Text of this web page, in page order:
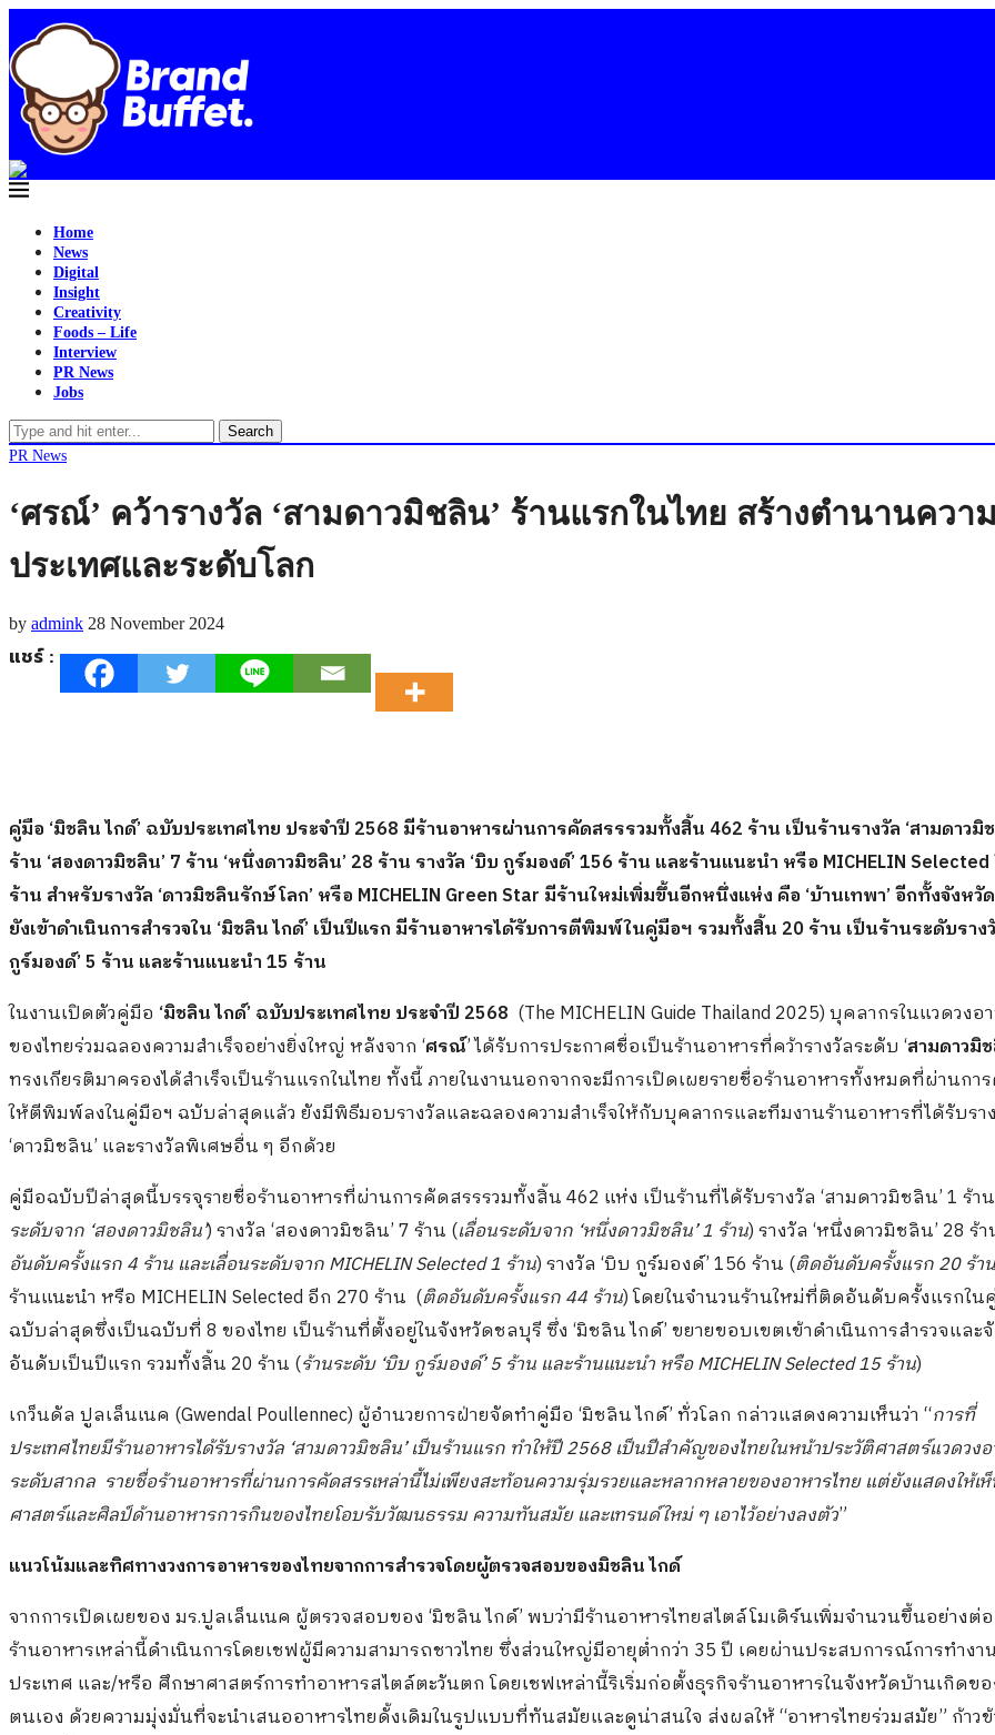
Home
News
Digital
Insight
Creativity
Foods – Life
Interview
PR News
Jobs
Search
PR News
‘ศรณ์’ คว้ารางวัล ‘สามดาวมิชลิน’ ร้านแรกในไทย สร้างตำนานควา
ประเทศและระดับโลก
by admink 28 November 2024
แชร์ :
คู่มือ ‘มิชลิน ไกด์’ ฉบับประเทศไทย ประจำปี 2568 มีร้านอาหารผ่านการคัดสรรรวมทั้งสิ้น 462 ร้าน เป็นร้านรางวัล ‘สามดาวมิ
ร้าน ‘สองดาวมิชลิน’ 7 ร้าน ‘หนึ่งดาวมิชลิน’ 28 ร้าน รางวัล ‘บิบ กูร์มองด์’ 156 ร้าน และร้านแนะนำ หรือ MICHELIN Selected
ร้านสำหรับรางวัล ‘ดาวมิชลินรักษ์โลก’ หรือ MICHELIN Green Star มีร้านใหม่เพิ่มขึ้นอีกหนึ่งแห่ง คือ ‘บ้านเทพา’ อีกทั้งจังหวั
ยังเข้าดำเนินการสำรวจใน ‘มิชลิน ไกด์’ เป็นปีแรก มีร้านอาหารได้รับการตีพิมพ์ในคู่มือฯ รวมทั้งสิ้น 20ร้าน เป็นร้านระดับราง
กูร์มองด์’ 5 ร้าน และร้านแนะนำ15 ร้าน
ในงานเปิดตัวคู่มือ ‘มิชลิน ไกด์’ ฉบับประเทศไทย ประจำปี 2568 (The MICHELIN Guide Thailand 2025) บุคลากรในแวดวงอ
ของไทยร่วมฉลองความสำเร็จอย่างยิ่งใหญ่ หลังจาก ‘ศรณ์’ ได้รับการประกาศชื่อเป็นร้านอาหารที่คว้ารางวัลระดับ ‘สามดาวมิ
ทรงเกียรติมาครองได้สำเร็จเป็นร้านแรกในไทย ทั้งนี้ ภายในงานนอกจากจะมีการเปิดเผยรายชื่อร้านอาหารทั้งหมดที่ผ่านกา
ให้ตีพิมพ์ลงในคู่มือฯ ฉบับล่าสุดแล้ว ยังมีพิธีมอบรางวัลและฉลองความสำเร็จให้กับบุคลากรและทีมงานร้านอาหารที่ได้รับรา
‘ดาวมิชลิน’ และรางวัลพิเศษอื่น ๆ อีกด้วย
คู่มือฉบับปีล่าสุดนี้บรรจุรายชื่อร้านอาหารที่ผ่านการคัดสรรรวมทั้งสิ้น 462 แห่ง เป็นร้านที่ได้รับรางวัล ‘สามดาวมิชลิน’ 1 ร้า
ระดับจาก ‘สองดาวมิชลิน’) รางวัล ‘สองดาวมิชลิน’ 7 ร้าน (เลื่อนระดับจาก ‘หนึ่งดาวมิชลิน’ 1 ร้าน) รางวัล ‘หนึ่งดาวมิชลิน’ 28 ร้
อันดับครั้งแรก4 ร้าน และเลื่อนระดับจากMICHELIN Selected 1 ร้าน) รางวัล ‘บิบ กูร์มองด์’ 156 ร้าน (ติดอันดับครั้งแรก20 ร้าน
ร้านแนะนำ หรือ MICHELIN Selected อีก 270 ร้าน (ติดอันดับครั้งแรก44 ร้าน) โดยในจำนวนร้านใหม่ที่ติดอันดับครั้งแรกใน
ฉบับล่าสุดซึ่งเป็นฉบับที่ 8 ของไทย เป็นร้านที่ตั้งอยู่ในจังหวัดชลบุรี ซึ่ง ‘มิชลิน ไกด์’ ขยายขอบเขตเข้าดำเนินการสำรวจและ
อันดับเป็นปีแรก รวมทั้งสิ้น 20 ร้าน (ร้านระดับ ‘บิบ กูร์มองด์’5ร้าน และร้านแนะนำ หรือMICHELIN Selected15ร้าน)
เกว็นดัล ปูลเล็นเนค (Gwendal Poullennec) ผู้อำนวยการฝ่ายจัดทำคู่มือ ‘มิชลิน ไกด์’ ทั่วโลก กล่าวแสดงความเห็นว่า “การที่
ประเทศไทยมีร้านอาหารได้รับรางวัล ‘สามดาวมิชลิน’เป็นร้านแรก ทำให้ปี2568เป็นปีสำคัญของไทยในหน้าประวัติศาสตร์แวดวง
ระดับสากล รายชื่อร้านอาหารที่ผ่านการคัดสรรเหล่านี้ไม่เพียงสะท้อนความรุ่มรวยและหลากหลายของอาหารไทย แต่ยังแสดงให้เห็
ศาสตร์และศิลป์ด้านอาหารการกินของไทยโอบรับวัฒนธรรม ความทันสมัย และเทรนด์ใหม่ ๆ เอาไว้อย่างลงตัว”
แนวโน้มและทิศทางวงการอาหารของไทยจากการสำรวจโดยผู้ตรวจสอบของมิชลิน ไกด์
จากการเปิดเผยของ มร.ปูลเล็นเนค ผู้ตรวจสอบของ ‘มิชลิน ไกด์’ พบว่ามีร้านอาหารไทยสไตล์โมเดิร์นเพิ่มจำนวนขึ้นอย่างต่
ร้านอาหารเหล่านี้ดำเนินการโดยเชฟผู้มีความสามารถชาวไทย ซึ่งส่วนใหญ่มีอายุต่ำกว่า 35 ปี เคยผ่านประสบการณ์การทำงา
ประเทศ และ/หรือ ศึกษาศาสตร์การทำอาหารสไตล์ตะวันตก โดยเชฟเหล่านี้ริเริ่มก่อตั้งธุรกิจร้านอาหารในจังหวัดบ้านเกิดขอ
ตนเอง ด้วยความมุ่งมั่นที่จะนำเสนออาหารไทยดั้งเดิมในรูปแบบที่ทันสมัยและดูน่าสนใจ ส่งผลให้ “อาหารไทยร่วมสมัย” ก้าว